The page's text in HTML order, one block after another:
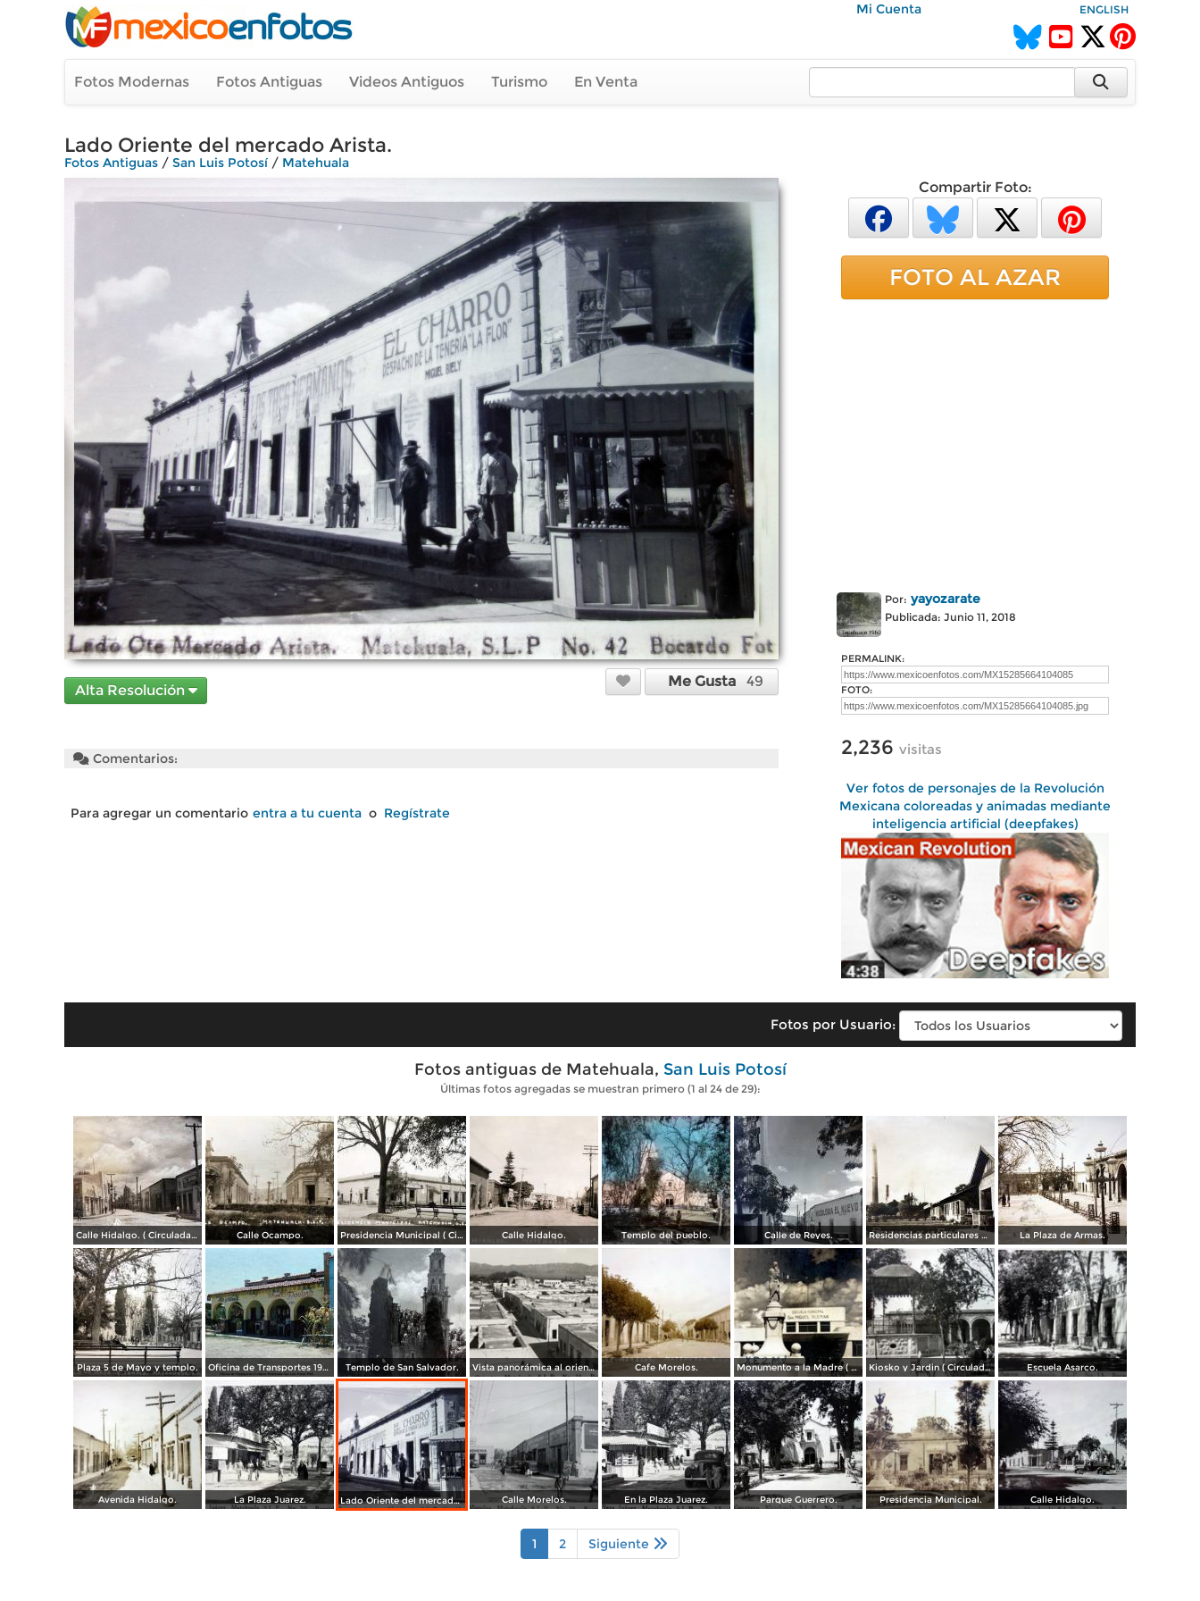
Mi Cuenta ENGLISH
Fotos Modernas Fotos Antiguas Videos Antiguos Turismo En Venta
Lado Oriente del mercado Arista.
Fotos Antiguas / San Luis Potosí / Matehuala
Alta Resolución
Me Gusta 49
Comentarios:
Para agregar un comentario entra a tu cuenta o Regístrate
Compartir Foto:
FOTO AL AZAR
Por: yayozarate
Publicada: Junio 11, 2018
PERMALINK:
FOTO:
2,236 visitas
Ver fotos de personajes de la Revolución
Mexicana coloreadas y animadas mediante
inteligencia artificial (deepfakes)
Fotos por Usuario:
Fotos antiguas de Matehuala, San Luis Potosí
Últimas fotos agregadas se muestran primero (1 al 24 de 29):
Calle Hidalgo. ( Circulada el 23 de Enero de 1955 ). Calle Ocampo. Presidencia Municipal ( Circulada el 2 de Junio de 1940 ). Calle Hidalgo. Templo del pueblo. Calle de Reyes. Residencias particulares de la fabrica. La Plaza de Armas.
Plaza 5 de Mayo y templo. Oficina de Transportes 1965. Templo de San Salvador. Vista panorámica al oriente de Matehuala Cafe Morelos. Monumento a la Madre ( Circulada el 28 de Agosto de 1956 ). Kiosko y Jardin ( Circulada el 8 de Octubre de 1955 ). Escuela Asarco.
Avenida Hidalgo. La Plaza Juarez. Lado Oriente del mercado Arista. Calle Morelos. En la Plaza Juarez. Parque Guerrero. Presidencia Municipal. Calle Hidalgo.
1 2 Siguiente